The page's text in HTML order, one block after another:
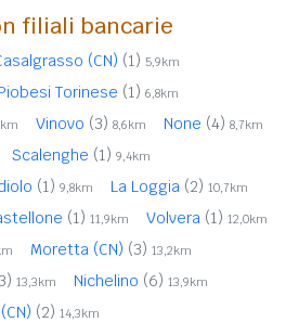
filiali bancarie
(CN) (1) 5,9km
Torinese (1) 6,8km
Vinovo (3) 8,6km None (4) 8,7km
Scalenghe (1) 9,4km
(1) 9,8km La Loggia (2) 10,7km
(1) 11,9km Volvera (1) 12,0km
Moretta (CN) (3) 13,2km
13,3km Nichelino (6) 13,9km
(2) 14,3km